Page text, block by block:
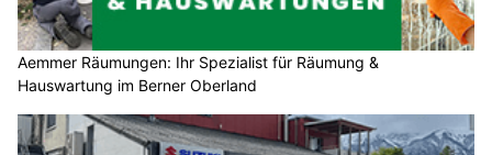
Aemmer Räumungen: Ihr Spezialist für Räumung &
Hauswartung im Berner Oberland